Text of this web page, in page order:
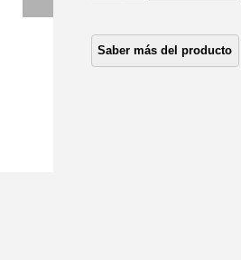
CHEVROLET
S10
2.5